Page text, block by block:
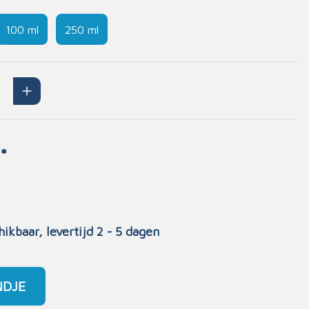
100 ml 250 ml
levertijd 2 - 5 dagen